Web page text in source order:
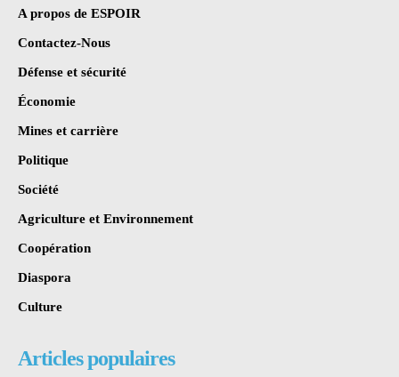
A propos de ESPOIR
Contactez-Nous
Défense et sécurité
Économie
Mines et carrière
Politique
Société
Agriculture et Environnement
Coopération
Diaspora
Culture
Articles populaires